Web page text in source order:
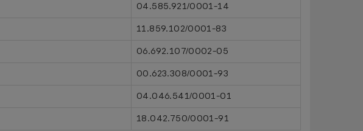
04.585.921/0001-14
11.859.102/0001-83
06.692.107/0002-05
00.623.308/0001-93
04.046.541/0001-01
18.042.750/0001-91